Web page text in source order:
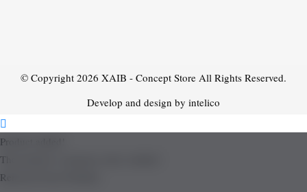
© Copyright 2026 XAIB - Concept Store All Rights Reserved.
Develop and design by intelico
Product added!
The product is already in the wishlist!
Removed from Wishlist